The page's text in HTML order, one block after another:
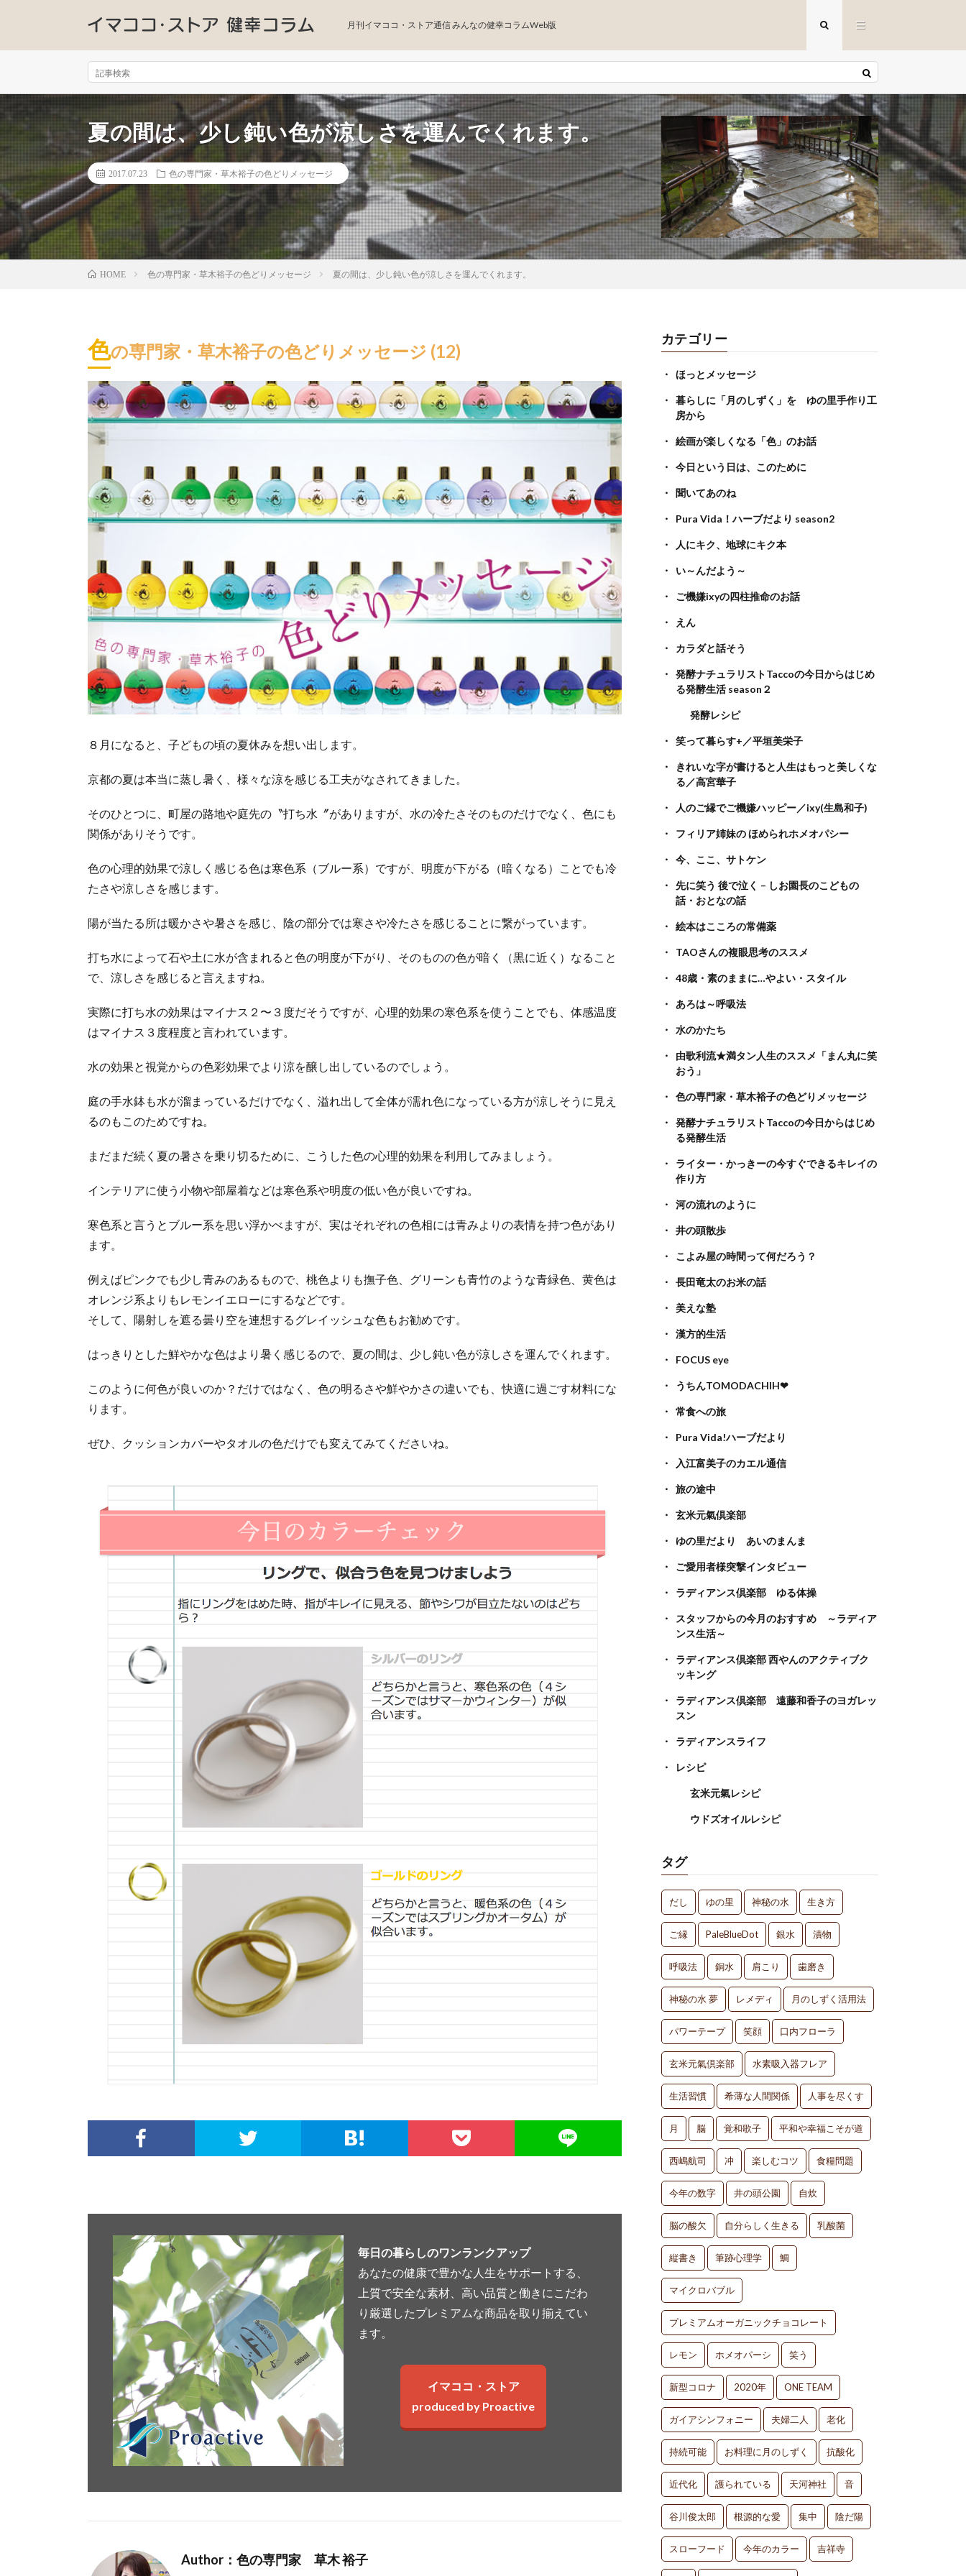
月刊イマココ・ストア通信 みんなの健幸コラムWeb版
夏の間は、少し鈍い色が涼しさを運んでくれます。
2017.07.23 色の専門家・草木裕子の色どりメッセージ
HOME 色の専門家・草木裕子の色どりメッセージ 夏の間は、少し鈍い色が涼しさを運んでくれます。
色の専門家・草木裕子の色どりメッセージ (12)
８月になると、子どもの頃の夏休みを想い出します。
京都の夏は本当に蒸し暑く、様々な涼を感じる工夫がなされてきました。
そのひとつに、町屋の路地や庭先の〝打ち水〞がありますが、水の冷たさそのものだけでなく、色にも
関係がありそうです。
色の心理的効果で涼しく感じる色は寒色系（ブルー系）ですが、明度が下がる（暗くなる）ことでも冷
たさや涼しさを感じます。
陽が当たる所は暖かさや暑さを感じ、陰の部分では寒さや冷たさを感じることに繋がっています。
打ち水によって石や土に水が含まれると色の明度が下がり、そのものの色が暗く（黒に近く）なること
で、涼しさを感じると言えますね。
実際に打ち水の効果はマイナス２〜３度だそうですが、心理的効果の寒色系を使うことでも、体感温度
はマイナス３度程度と言われています。
水の効果と視覚からの色彩効果でより涼を醸し出しているのでしょう。
庭の手水鉢も水が溜まっているだけでなく、溢れ出して全体が濡れ色になっている方が涼しそうに見え
るのもこのためですね。
まだまだ続く夏の暑さを乗り切るために、こうした色の心理的効果を利用してみましょう。
インテリアに使う小物や部屋着などは寒色系や明度の低い色が良いですね。
寒色系と言うとブルー系を思い浮かべますが、実はそれぞれの色相には青みよりの表情を持つ色があり
ます。
例えばピンクでも少し青みのあるもので、桃色よりも撫子色、グリーンも青竹のような青緑色、黄色は
オレンジ系よりもレモンイエローにするなどです。
そして、陽射しを遮る曇り空を連想するグレイッシュな色もお勧めです。
はっきりとした鮮やかな色はより暑く感じるので、夏の間は、少し鈍い色が涼しさを運んでくれます。
このように何色が良いのか？だけではなく、色の明るさや鮮やかさの違いでも、快適に過ごす材料にな
ります。
ぜひ、クッションカバーやタオルの色だけでも変えてみてくださいね。
毎日の暮らしのワンランクアップ
あなたの健康で豊かな人生をサポートする、
上質で安全な素材、高い品質と働きにこだわ
り厳選したプレミアムな商品を取り揃えてい
ます。
イマココ・ストア
produced by Proactive
Author：色の専門家 草木 裕子
カテゴリー
ほっとメッセージ
暮らしに「月のしずく」を ゆの里手作り工
房から
絵画が楽しくなる「色」のお話
今日という日は、このために
聞いてあのね
Pura Vida！ハーブだより season2
人にキク、地球にキク本
い～んだよう～
ご機嫌ixyの四柱推命のお話
えん
カラダと話そう
発酵ナチュラリストTaccoの今日からはじめ
る発酵生活 season２
発酵レシピ
笑って暮らす+／平垣美栄子
きれいな字が書けると人生はもっと美しくな
る／高宮華子
人のご縁でご機嫌ハッピー／ixy(生島和子)
フィリア姉妹の ほめられホメオパシー
今、ここ、サトケン
先に笑う 後で泣く – しお園長のこどもの
話・おとなの話
絵本はこころの常備薬
TAOさんの複眼思考のススメ
48歳・素のままに…やよい・スタイル
あろは～呼吸法
水のかたち
由歌利流★満タン人生のススメ「まん丸に笑
おう」
色の専門家・草木裕子の色どりメッセージ
発酵ナチュラリストTaccoの今日からはじめ
る発酵生活
ライター・かっきーの今すぐできるキレイの
作り方
河の流れのように
井の頭散歩
こよみ屋の時間って何だろう？
長田竜太のお米の話
美えな塾
漢方的生活
FOCUS eye
うちんTOMODACHIH❤
常食への旅
Pura Vida!ハーブだより
入江富美子のカエル通信
旅の途中
玄米元氣倶楽部
ゆの里だより あいのまんま
ご愛用者様突撃インタビュー
ラディアンス倶楽部 ゆる体操
スタッフからの今月のおすすめ ～ラディア
ンス生活～
ラディアンス倶楽部 西やんのアクティブク
ッキング
ラディアンス倶楽部 遠藤和香子のヨガレッ
スン
ラディアンスライフ
レシピ
玄米元氣レシピ
ウドズオイルレシピ
タグ
だし ゆの里 神秘の水 生き方
ご縁 PaleBlueDot 銀水 漬物
呼吸法 銅水 肩こり 歯磨き
神秘の水 夢 レメディ 月のしずく活用法
パワーテープ 笑顔 口内フローラ
玄米元氣倶楽部 水素吸入器フレア
生活習慣 希薄な人間関係 人事を尽くす
月 脳 覚和歌子 平和や幸福こそが道
西嶋航司 冲 楽しむコツ 食糧問題
今年の数字 井の頭公園 自炊
脳の酸欠 自分らしく生きる 乳酸菌
縦書き 筆跡心理学 鯛
マイクロバブル
プレミアムオーガニックチョコレート
レモン ホメオパーシ 笑う
新型コロナ 2020年 ONE TEAM
ガイアシンフォニー 夫婦二人 老化
持続可能 お料理に月のしずく 抗酸化
近代化 護られている 天河神社 音
谷川俊太郎 根源的な愛 集中 陰だ陽
スローフード 今年のカラー 吉祥寺